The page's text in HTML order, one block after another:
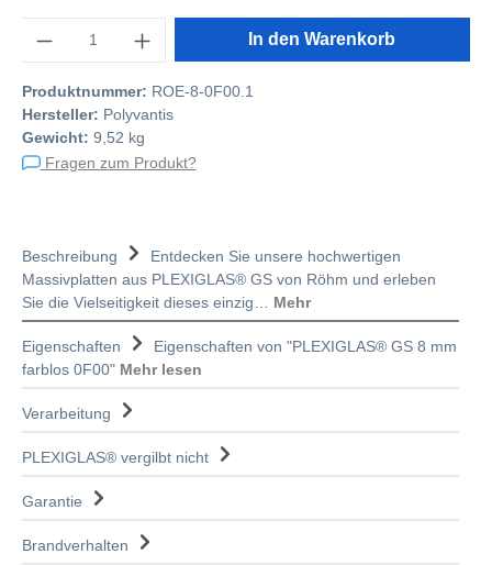
In den Warenkorb
Produktnummer: ROE-8-0F00.1
Hersteller: Polyvantis
Gewicht: 9,52 kg
Fragen zum Produkt?
Beschreibung
Entdecken Sie unsere hochwertigen
Massivplatten aus PLEXIGLAS® GS von Röhm und erleben
Sie die Vielseitigkeit dieses einzig… Mehr
Eigenschaften
Eigenschaften von "PLEXIGLAS® GS 8 mm
farblos 0F00" Mehr lesen
Verarbeitung
PLEXIGLAS® vergilbt nicht
Garantie
Brandverhalten